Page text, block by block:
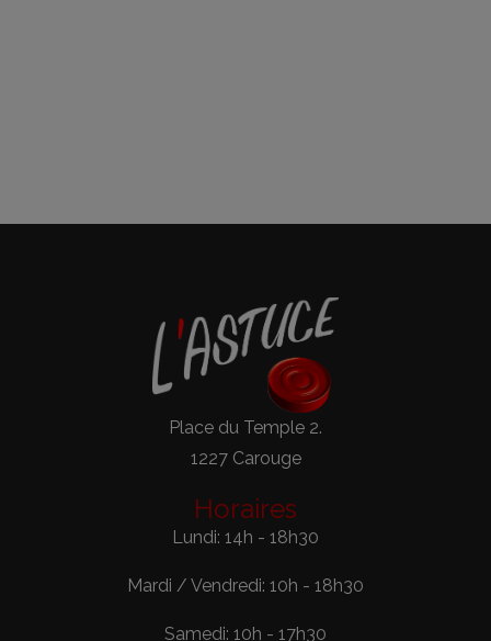
Place du Temple 2.
1227 Carouge
Horaires
Lundi: 14h - 18h30
Mardi / Vendredi: 10h - 18h30
Samedi: 10h - 17h30